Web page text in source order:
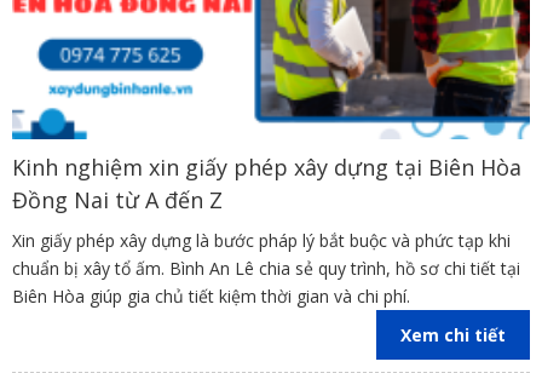
Kinh nghiệm xin giấy phép xây dựng tại Biên Hòa
Đồng Nai từ A đến Z
Xin giấy phép xây dựng là bước pháp lý bắt buộc và phức tạp khi
chuẩn bị xây tổ ấm. Bình An Lê chia sẻ quy trình, hồ sơ chi tiết tại
Biên Hòa giúp gia chủ tiết kiệm thời gian và chi phí.
Xem chi tiết